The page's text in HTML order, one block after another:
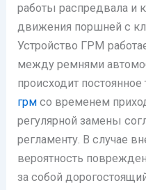
работы распредвала и
движения поршней с
Устройство ГРМ
между ремнями
происходит постоянное
грм со временем
регулярной замены
регламенту. В случае
вероятность
за собой